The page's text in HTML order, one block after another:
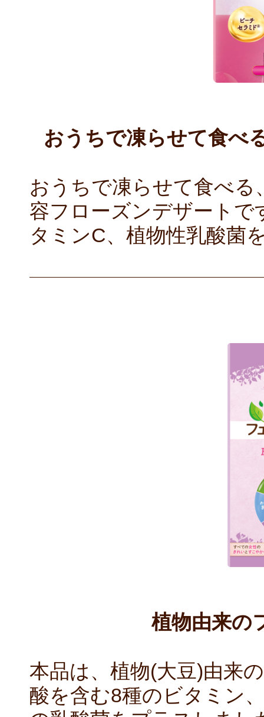
おうちで凍らせて食べ
おうちで凍らせて食べ
容フローズンデザート
タミンC、植物性乳酸菌
植物由来の
本品は、植物(大豆)由来
酸を含む8種のビタミン